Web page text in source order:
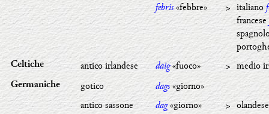
febris«febbre» > italiano
francese
Celtiche antico irlandese daig«fuoco» > medio
Germaniche gotico dags«giorno»
antico sassone
dag«giorno» >